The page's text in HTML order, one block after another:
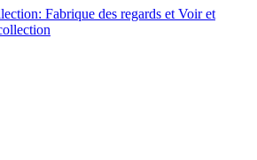
Fabrique des regards et Voir et